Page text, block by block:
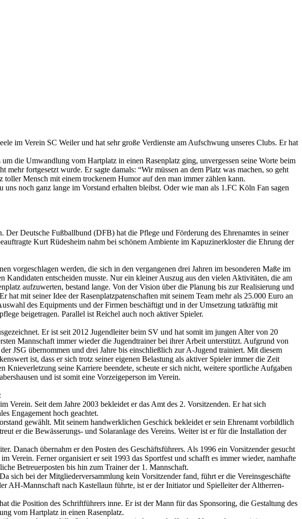
im Verein SC Weiler und hat sehr große Verdienste am Aufschwung unseres Clubs. Er hat
die Umwandlung vom Hartplatz in einen Rasenplatz ging, unvergessen seine Worte beim
fortgesetzt wurde. Er sagte damals: “Wir müssen an dem Platz was machen, so geht
Mensch mit einem trockenem Humor auf den man immer zählen kann.
noch ganz lange im Vorstand erhalten bleibst. Oder wie man als 1.FC Köln Fan sagen
Deutsche Fußballbund (DFB) hat die Pflege und Förderung des Ehrenamtes in seiner
Kurt Rüdesheim nahm bei schönem Ambiente im Kapuzinerkloster die Ehrung der
vorgeschlagen werden, die sich in den vergangenen drei Jahren im besonderen Maße im
Kandidaten entscheiden musste. Nur ein kleiner Auszug aus den vielen Aktivitäten, die am
aufzuwerten, bestand lange. Von der Vision über die Planung bis zur Realisierung und
mit seiner Idee der Rasenplatzpatenschaften mit seinem Team mehr als 25.000 Euro an
des Equipments und der Firmen beschäftigt und in der Umsetzung tatkräftig mit
beigetragen. Parallel ist Reichel auch noch aktiver Spieler.
Er ist seit 2012 Jugendleiter beim SV und hat somit im jungen Alter von 20
Mannschaft immer wieder die Jugendtrainer bei ihrer Arbeit unterstützt. Aufgrund von
JSG übernommen und drei Jahre bis einschließlich zur A-Jugend trainiert. Mit diesem
ist, dass er sich trotz seiner eigenen Belastung als aktiver Spieler immer die Zeit
seine Karriere beendete, scheute er sich nicht, weitere sportliche Aufgaben
und ist somit eine Vorzeigeperson im Verein.
Seit dem Jahre 2003 bekleidet er das Amt des 2. Vorsitzenden. Er hat sich
Engagement hoch geachtet.
gewählt. Mit seinem handwerklichen Geschick bekleidet er sein Ehrenamt vorbildlich
er die Bewässerungs- und Solaranlage des Vereins. Weiter ist er für die Installation der
Danach übernahm er den Posten des Geschäftsführers. Als 1996 ein Vorsitzender gesucht
Verein. Ferner organisiert er seit 1993 das Sportfest und schafft es immer wieder, namhafte
Betreuerposten bis hin zum Trainer der 1. Mannschaft.
sich bei der Mitgliederversammlung kein Vorsitzender fand, führt er die Vereinsgeschäfte
AH-Mannschaft nach Kastellaun führte, ist er der Initiator und Spielleiter der Altherren-
die Position des Schriftführers inne. Er ist der Mann für das Sponsoring, die Gestaltung des
vom Hartplatz in einen Rasenplatz.